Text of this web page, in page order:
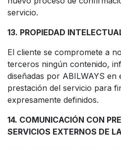
servicio.
13. PROPIEDAD
El cliente se compromete a
terceros ningún contenido,
diseñadas por ABILWAYS en
prestación del servicio para
expresamente definidos.
14. COMUNICACIÓN CON
SERVICIOS EXTERNOS DE